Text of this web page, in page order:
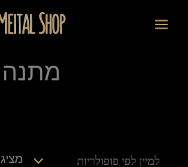
לתוכן
מתנה
מציג 1–9 מתוך 26 תוצאות